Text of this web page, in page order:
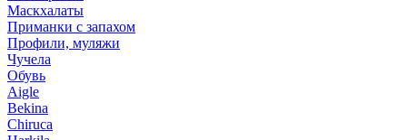
Маскхалаты
Приманки с запахом
Профили, муляжи
Чучела
Обувь
Aigle
Bekina
Chiruсa